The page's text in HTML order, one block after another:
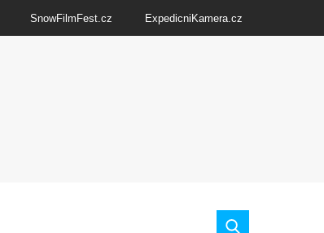
SnowFilmFest.cz ExpedicniKamera.cz